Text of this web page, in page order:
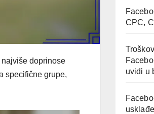
doprinose
specifične grupe,
CPC,
uvidi u